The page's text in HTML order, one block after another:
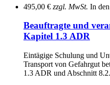
495,00 € zzgl. MwSt. In
Beauftragte und
Kapitel 1.3 ADR
Eintägige Schulung und
Transport von Gefahrgut
1.3 ADR und Abschnitt